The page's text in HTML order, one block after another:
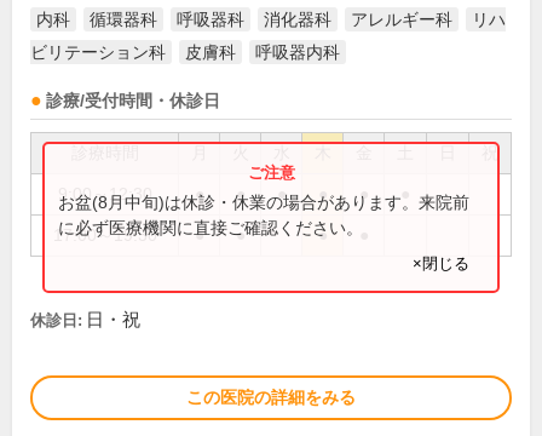
内科 循環器科 呼吸器科 消化器科 アレルギー科
リハ
ビリテーション科
皮膚科 呼吸器内科
診療/受付時間・休診日
祝
9:00～12:30 ● ● ● ● ●
17:00～19:30 ● ● ●
お盆(8月中旬)は休診・休業の場合があります。来院前
に必ず医療機関に直接ご確認ください。
×閉じる
休診日: 日・祝
この医院の詳細をみる